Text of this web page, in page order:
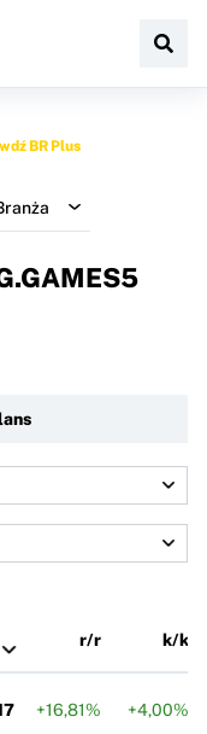
BR Plus
r/r k/k
+16,81% +4,00%